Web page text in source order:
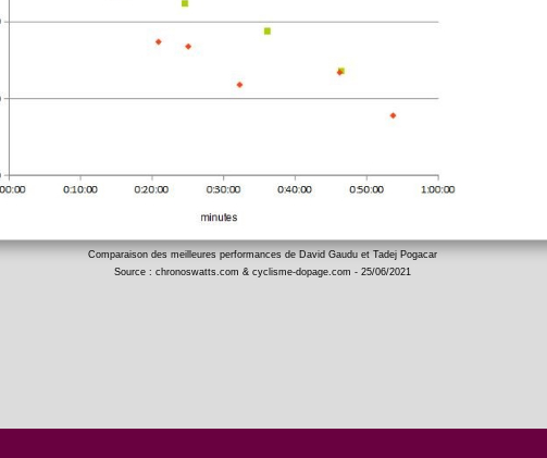
Comparaison des meilleures performances de David Gaudu et Tadej Pogacar
Source : chronoswatts.com & cyclisme-dopage.com - 25/06/2021